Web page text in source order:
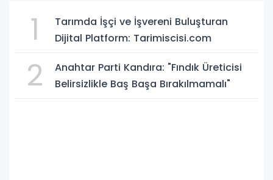
1
Tarımda İşçi ve İşvereni Buluşturan
Dijital Platform: Tarimiscisi.com
2
Anahtar Parti Kandıra: "Fındık Üreticisi
Belirsizlikle Baş Başa Bırakılmamalı"